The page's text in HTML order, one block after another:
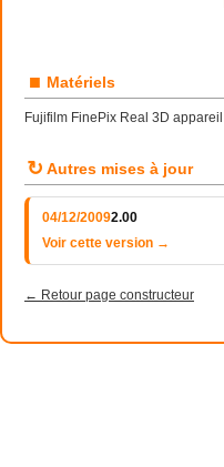
■ Matériels
Fujifilm FinePix Real 3D
↻ Autres mises à jour
04/12/20092.00
Voir cette version →
← Retour page constructeur